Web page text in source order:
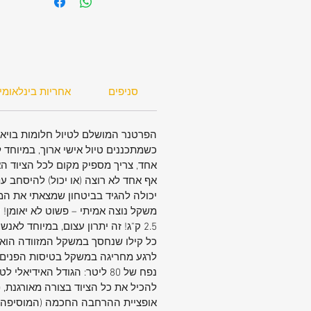
והמשקל הקל במיוחד מאפשר לכם
המזוודה ביותר ציוד אישי מבלי
כובד המזוודה עצמה.
תמרון מושלם: מערכת
כפולים, לנסיעה חלקלקה, שקטה
מאמץ גם כשהמזוודה מלאה עד
גמישות באריזה: אופציית הרחבה
פתיחה) המוסיפה עוד 6
לאחסון מירבי של כל הקניות
אחסון חכם: שני כיסים קדמיים
מהירה ונוחה לחפצים חיוניים כמו
כרטיסי טיסה ועוד.
אחריות סניפים
הפרטנר המושלם לטיול חלומות
כשמתכננים טיול אישי ארוך,
אחד, צריך מספיק מקום לכל הציוד
אף אחד לא רוצה (או יכול) להיסחב
יכולה להגיד בביטחון שמצאתי את
משקל נוצה אמיתי – פשוט לא
2.5 ק"ג! זה יתרון עצום, במיוחד
כל קילו שנחסך במשקל המזוודה
לרגע מחריגה במשקל בטיסות
להכיל את כל הציוד בצורה